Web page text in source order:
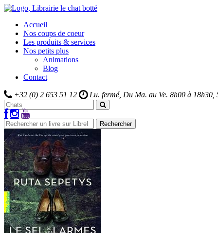
Accueil
Nos coups de coeur
Les produits & services
Nos petits plus
Animations
Blog
Contact
+32 (0) 2 653 51 12 Lu. fermé, Du Ma. au Ve. 8h00 à 18h30,
Rechercher